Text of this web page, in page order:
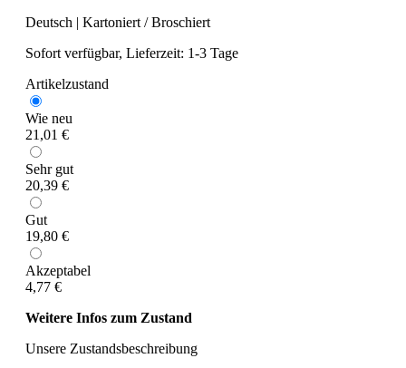
Deutsch | Kartoniert / Broschiert
Sofort verfügbar, Lieferzeit: 1-3 Tage
Artikelzustand
Wie neu
21,01 €
Sehr gut
20,39 €
Gut
19,80 €
Akzeptabel
4,77 €
Weitere Infos zum Zustand
Unsere Zustandsbeschreibung